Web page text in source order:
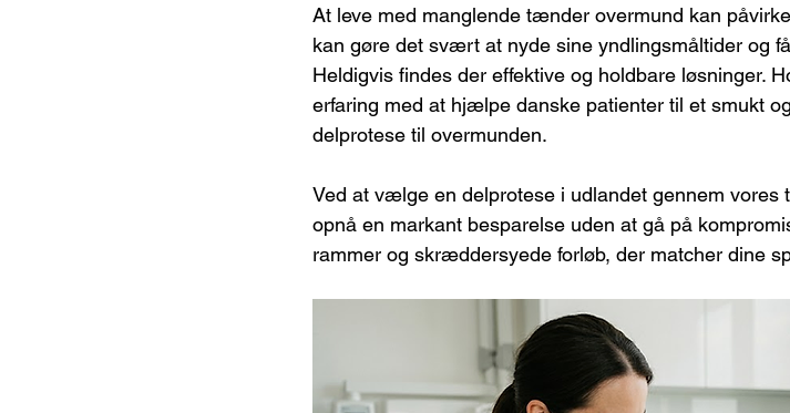
At leve med manglende tænder overmund kan
kan gøre det svært at nyde sine yndlingsmåltider og
Heldigvis findes der effektive og holdbare løsninger.
erfaring med at hjælpe danske patienter til et smukt
delprotese til overmunden.
Ved at vælge en delprotese i udlandet gennem vores
opnå en markant besparelse uden at gå på
rammer og skræddersyede forløb, der matcher dine